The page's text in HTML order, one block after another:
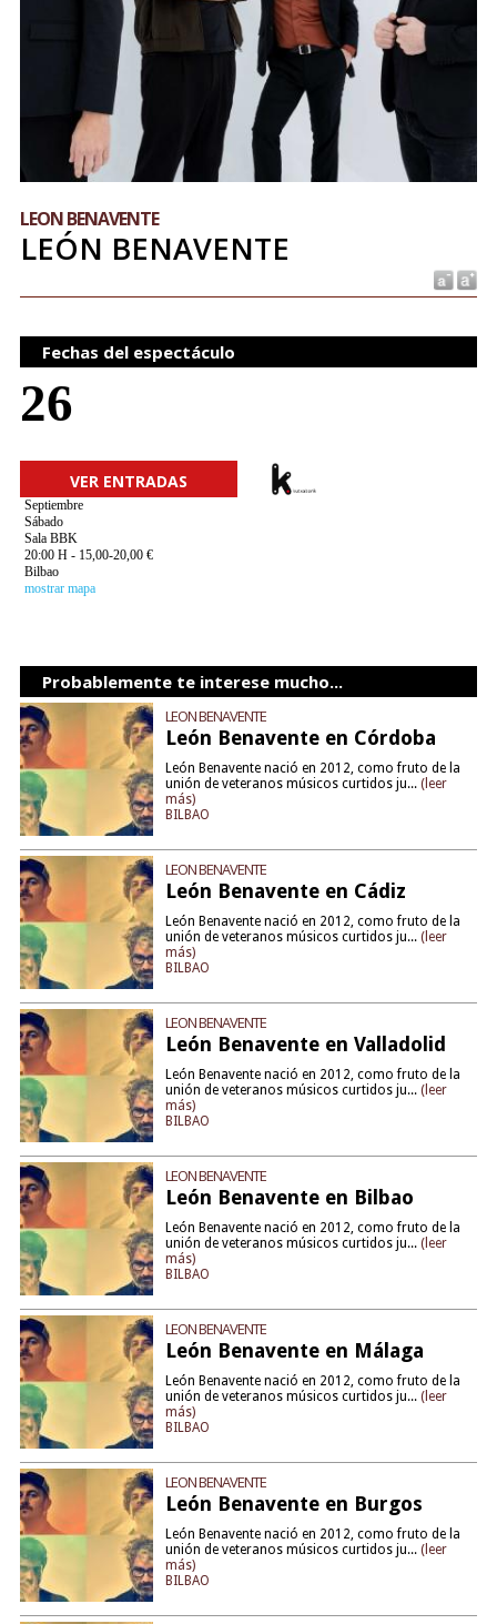
LEON BENAVENTE
LEÓN BENAVENTE
Fechas del espectáculo
26
VER ENTRADAS
Septiembre
Sábado
Sala BBK
20:00 H - 15,00-20,00 €
Bilbao
mostrar mapa
Probablemente te interese mucho...
LEON BENAVENTE
León Benavente en Córdoba
León Benavente nació en 2012, como fruto de la
unión de veteranos músicos curtidos ju... (leer
más)
BILBAO
LEON BENAVENTE
León Benavente en Cádiz
León Benavente nació en 2012, como fruto de la
unión de veteranos músicos curtidos ju... (leer
más)
BILBAO
LEON BENAVENTE
León Benavente en Valladolid
León Benavente nació en 2012, como fruto de la
unión de veteranos músicos curtidos ju... (leer
más)
BILBAO
LEON BENAVENTE
León Benavente en Bilbao
León Benavente nació en 2012, como fruto de la
unión de veteranos músicos curtidos ju... (leer
más)
BILBAO
LEON BENAVENTE
León Benavente en Málaga
León Benavente nació en 2012, como fruto de la
unión de veteranos músicos curtidos ju... (leer
más)
BILBAO
LEON BENAVENTE
León Benavente en Burgos
León Benavente nació en 2012, como fruto de la
unión de veteranos músicos curtidos ju... (leer
más)
BILBAO